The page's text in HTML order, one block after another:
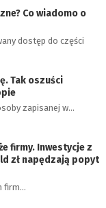
Co wiadomo o
dostęp do części
Tak oszuści
zapisanej w…
firmy. Inwestycje z
zł napędzają popyt
firm…